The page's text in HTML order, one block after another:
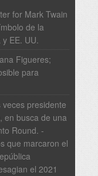
for Mark Twain
de la
EE. UU.
Figueres;
para
presidente
en busca de una
Round. -
que marcaron el
el 2021